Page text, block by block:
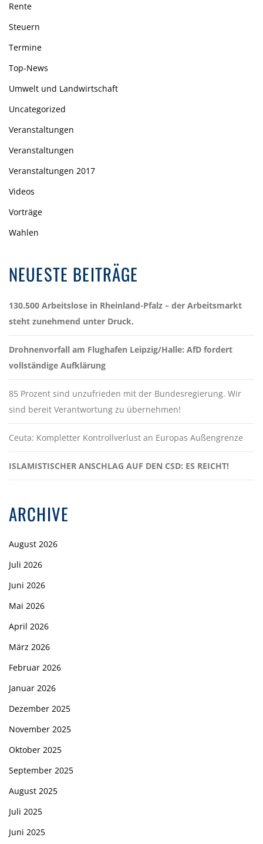
Rente
Steuern
Termine
Top-News
Umwelt und Landwirtschaft
Uncategorized
Veranstaltungen
Veranstaltungen
Veranstaltungen 2017
Videos
Vorträge
Wahlen
NEUESTE BEITRÄGE
130.500 Arbeitslose in Rheinland-Pfalz – der Arbeitsmarkt
steht zunehmend unter Druck.
Drohnenvorfall am Flughafen Leipzig/Halle: AfD fordert
vollständige Aufklärung
85 Prozent sind unzufrieden mit der Bundesregierung. Wir
sind bereit Verantwortung zu übernehmen!
Ceuta: Kompletter Kontrollverlust an Europas Außengrenze
ISLAMISTISCHER ANSCHLAG AUF DEN CSD: ES REICHT!
ARCHIVE
August 2026
Juli 2026
Juni 2026
Mai 2026
April 2026
März 2026
Februar 2026
Januar 2026
Dezember 2025
November 2025
Oktober 2025
September 2025
August 2025
Juli 2025
Juni 2025